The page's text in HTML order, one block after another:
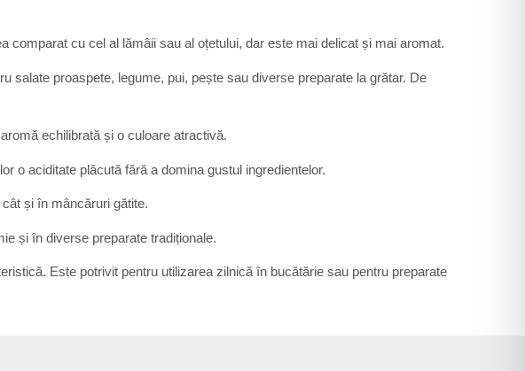
cu cel al lămâii sau al oțetului, dar este mai delicat și mai aromat.
salate proaspete, legume, pui, pește sau diverse preparate la grătar. De
echilibrată și o culoare atractivă.
o aciditate plăcută fără a domina gustul ingredientelor.
și în mâncăruri gătite.
și în diverse preparate tradiționale.
Este potrivit pentru utilizarea zilnică în bucătărie sau pentru preparate